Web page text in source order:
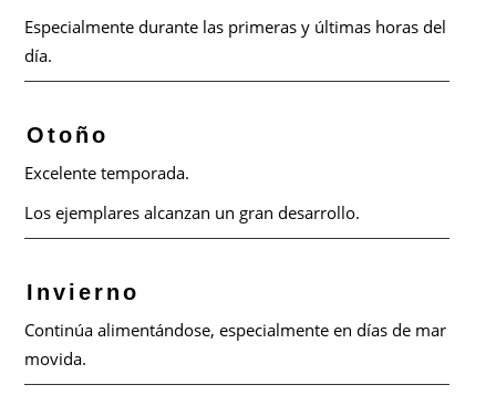
Especialmente durante las primeras y últimas horas del
día.
Otoño
Excelente temporada.
Los ejemplares alcanzan un gran desarrollo.
Invierno
Continúa alimentándose, especialmente en días de mar
movida.